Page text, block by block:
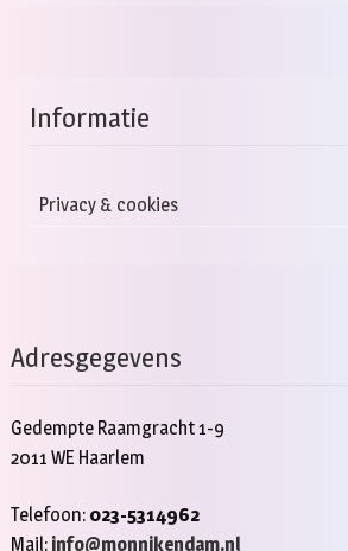
Informatie
Privacy & cookies
Adresgegevens
Gedempte Raamgracht 1-9
2011 WE Haarlem
Telefoon: 023-5314962
Mail: info@monnikendam.nl